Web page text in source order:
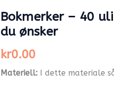
Bokmerker – 40
du ønsker
kr0.00
Materiell: I dette materiale
som
du
ønsker
antall